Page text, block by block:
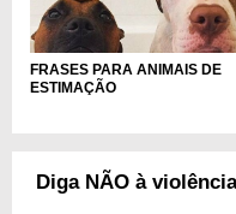
FRASES PARA ANIMAIS DE
ESTIMAÇÃO
Diga NÃO à violência